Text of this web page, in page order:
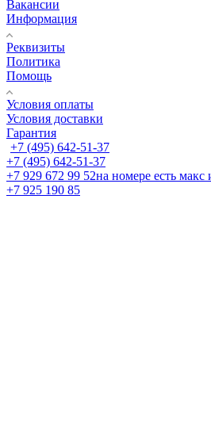
Вакансии
Информация
Реквизиты
Политика
Помощь
Условия оплаты
Условия доставки
Гарантия
+7 (495) 642-51-37
+7 (495) 642-51-37
+7 929 672 99 52на номере есть макс
+7 925 190 85